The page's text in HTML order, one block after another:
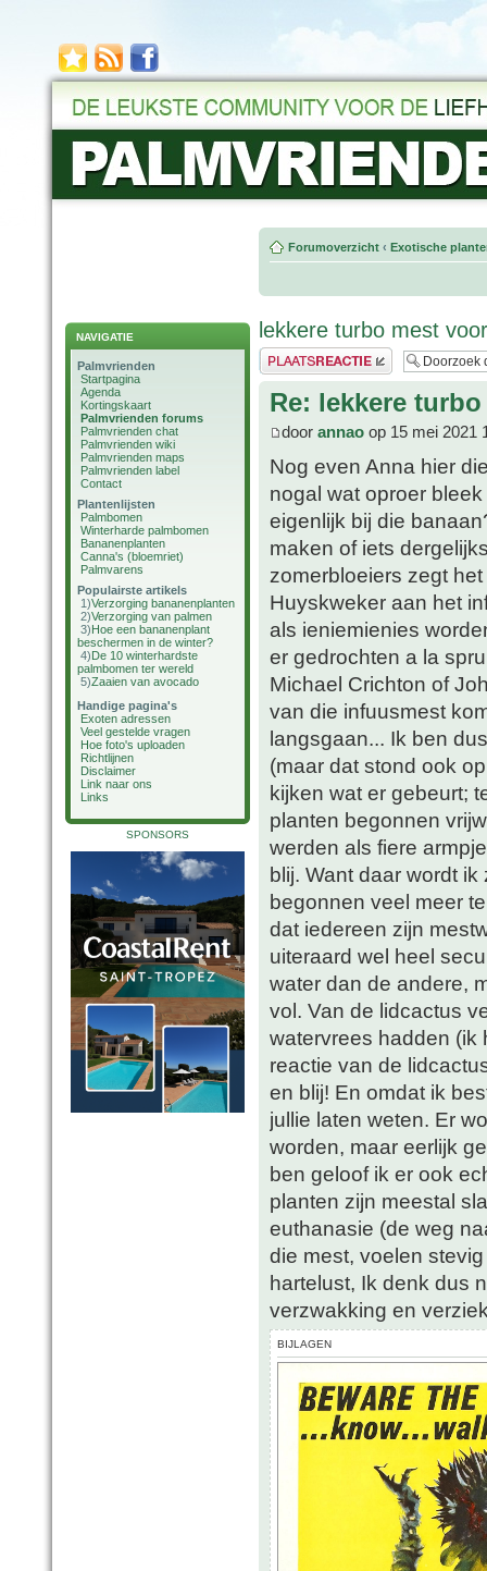
NAVIGATIE
Palmvrienden
Startpagina
Agenda
Kortingskaart
Palmvrienden forums
Palmvrienden chat
Palmvrienden wiki
Palmvrienden maps
Palmvrienden label
Contact
Plantenlijsten
Palmbomen
Winterharde palmbomen
Bananenplanten
Canna's (bloemriet)
Palmvarens
Populairste artikels
1)Verzorging bananenplanten
2)Verzorging van palmen
3)Hoe een bananenplant
beschermen in de winter?
4)De 10 winterhardste
palmbomen ter wereld
5)Zaaien van avocado
Handige pagina's
Exoten adressen
Veel gestelde vragen
Hoe foto's uploaden
Richtlijnen
Disclaimer
Link naar ons
Links
SPONSORS
Forumoverzicht ‹ Exotische
lekkere turbo mest
Plaats een reactie
Re: lekkere
door annao op 15 mei 2021
Nog even Anna hier
nogal wat oproer
eigenlijk bij die
maken of iets
zomerbloeiers zegt
Huyskweker aan het
als ieniemienies
er gedrochten a la
Michael Crichton of
van die infuusmest
langsgaan... Ik ben
(maar dat stond ook
kijken wat er gebeurt;
planten begonnen
werden als fiere
blij. Want daar wordt
begonnen veel meer
dat iedereen zijn
uiteraard wel heel
water dan de andere,
vol. Van de lidcactus
watervrees hadden (ik
reactie van de
en blij! En omdat ik
jullie laten weten. Er
worden, maar eerlijk
ben geloof ik er ook
planten zijn meestal
euthanasie (de weg
die mest, voelen
hartelust, Ik denk dus
verzwakking en
BIJLAGEN